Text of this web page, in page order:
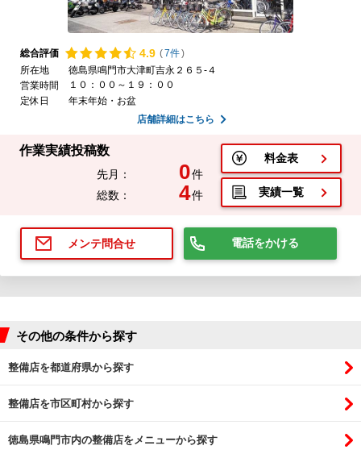
総合評価 4.9 (7件)
所在地
徳島県鳴門市大津町吉永２６５-４
営業時間
１０：００～１９：００
定休日
年末年始・お盆
店舗詳細はこちら
作業実績投稿数
先月： 0件
総数：
4件
料金表
実績一覧
メンテ問合せ 電話をかける
その他の条件から探す
整備店を都道府県から探す
整備店を市区町村から探す
徳島県鳴門市内の整備店をメニューから探す